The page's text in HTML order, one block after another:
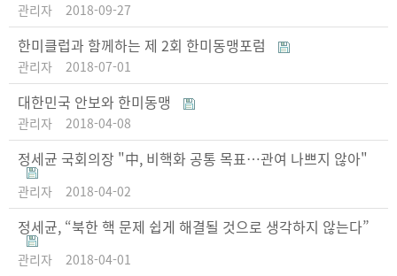
관리자 2018-09-27
한미클럽과 함께하는 제 2회 한미동맹포럼
관리자 2018-07-01
대한민국 안보와 한미동맹
관리자 2018-04-08
정세균 국회의장 "中, 비핵화 공통 목표…관여 나쁘지 않아"
관리자 2018-04-02
정세균, “북한 핵 문제 쉽게 해결될 것으로 생각하지 않는다”
관리자 2018-04-01